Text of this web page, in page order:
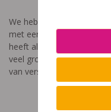
We hebben een video
met een leerstoornis. De
heeft als doel aan te
veel groter is dan enkel
van verschillende